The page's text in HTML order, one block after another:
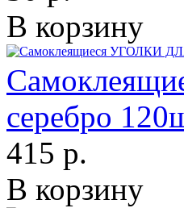
В корзину
серебро
415 р.
В корзину